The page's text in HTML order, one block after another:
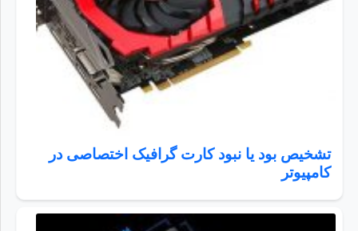
تشخیص بود یا نبود کارت گرافیک اختصاصی در
کامپیوتر